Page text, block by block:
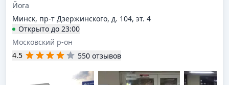
Йога
Минск, пр-т Дзержинского, д. 104, эт. 4
Открыто до 23:00
Московский р-он
4.5
550 отзывов